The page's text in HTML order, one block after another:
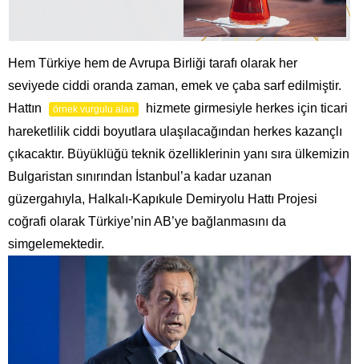
Hem Türkiye hem de Avrupa Birliği tarafı olarak her
seviyede ciddi oranda zaman, emek ve çaba sarf edilmiştir.
Hattın
örnek vurgulu alan
hizmete girmesiyle herkes için ticari
hareketlilik ciddi boyutlara ulaşılacağından herkes kazançlı
çıkacaktır. Büyüklüğü teknik özelliklerinin yanı sıra ülkemizin
Bulgaristan sınırından İstanbul’a kadar uzanan
güzergahıyla, Halkalı-Kapıkule Demiryolu Hattı Projesi
coğrafi olarak Türkiye’nin AB’ye bağlanmasını da
simgelemektedir.